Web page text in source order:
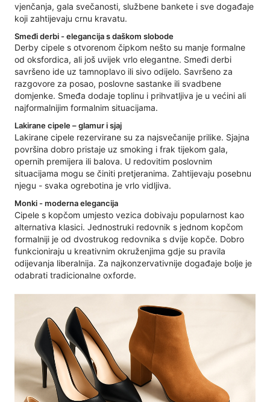
vjenčanja, gala svečanosti, službene bankete i sve događaje
koji zahtijevaju crnu kravatu.
Smeđi derbi - elegancija s daškom slobode
Derby cipele s otvorenom čipkom nešto su manje formalne
od oksfordica, ali još uvijek vrlo elegantne. Smeđi derbi
savršeno ide uz tamnoplavo ili sivo odijelo. Savršeno za
razgovore za posao, poslovne sastanke ili svadbene
domjenke. Smeđa dodaje toplinu i prihvatljiva je u većini ali
najformalnijim formalnim situacijama.
Lakirane cipele – glamur i sjaj
Lakirane cipele rezervirane su za najsvečanije prilike. Sjajna
površina dobro pristaje uz smoking i frak tijekom gala,
opernih premijera ili balova. U redovitim poslovnim
situacijama mogu se činiti pretjeranima. Zahtijevaju posebnu
njegu - svaka ogrebotina je vrlo vidljiva.
Monki - moderna elegancija
Cipele s kopčom umjesto vezica dobivaju popularnost kao
alternativa klasici. Jednostruki redovnik s jednom kopčom
formalniji je od dvostrukog redovnika s dvije kopče. Dobro
funkcioniraju u kreativnim okruženjima gdje su pravila
odijevanja liberalnija. Za najkonzervativnije događaje bolje je
odabrati tradicionalne oxforde.